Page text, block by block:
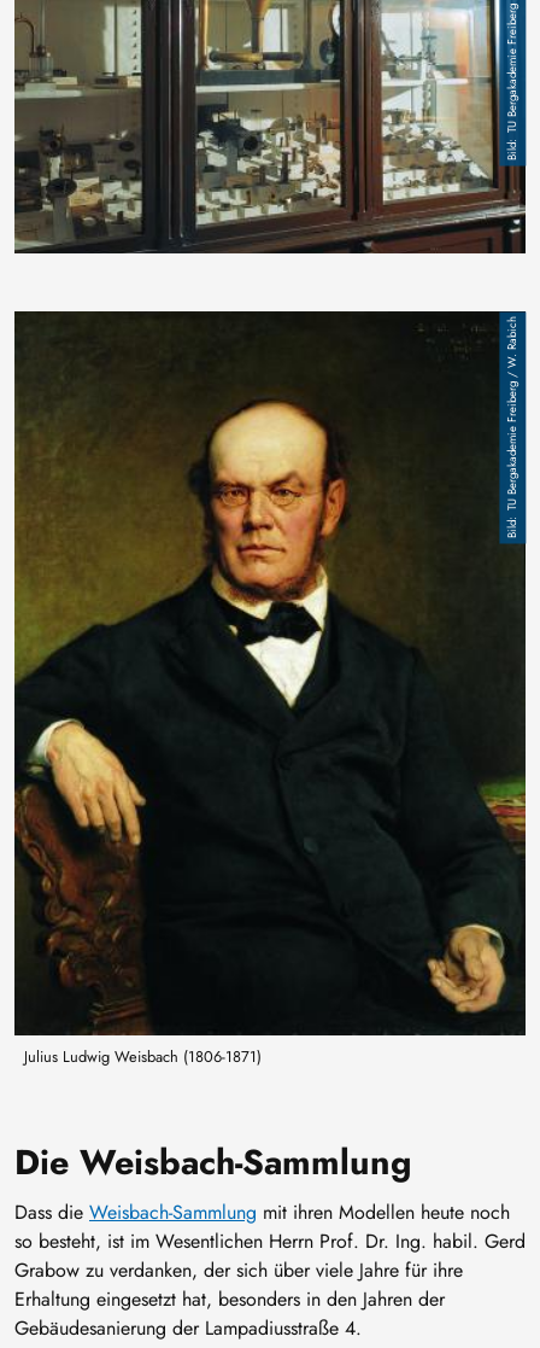
TU Bergakademie Freiberg / W. Rabich
Julius Ludwig Weisbach (1806-1871)
Die Weisbach-Sammlung
Dass die Weisbach-Sammlung mit ihren Modellen heute noch
so besteht, ist im Wesentlichen Herrn Prof. Dr. Ing. habil. Gerd
Grabow zu verdanken, der sich über viele Jahre für ihre
Erhaltung eingesetzt hat, besonders in den Jahren der
Gebäudesanierung der Lampadiusstraße 4.